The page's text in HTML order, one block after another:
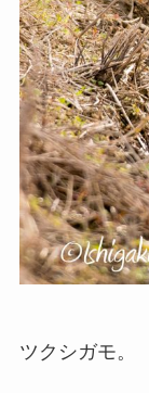
ツクシガモ。